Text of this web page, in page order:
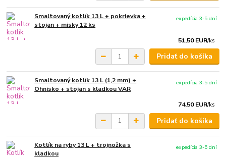
Smaltovaný kotlík 13 L + pokrievka +
stojan + misky 12 ks
51,50 EUR/ks
expedícia 3-5 dní
Pridať do košíka
Smaltovaný kotlík 13 L (1,2 mm) +
Ohnisko + stojan s kladkou VAR
74,50 EUR/ks
expedícia 3-5 dní
Pridať do košíka
Kotlík na ryby 13 L + trojnožka s
kladkou
expedícia 3-5 dní